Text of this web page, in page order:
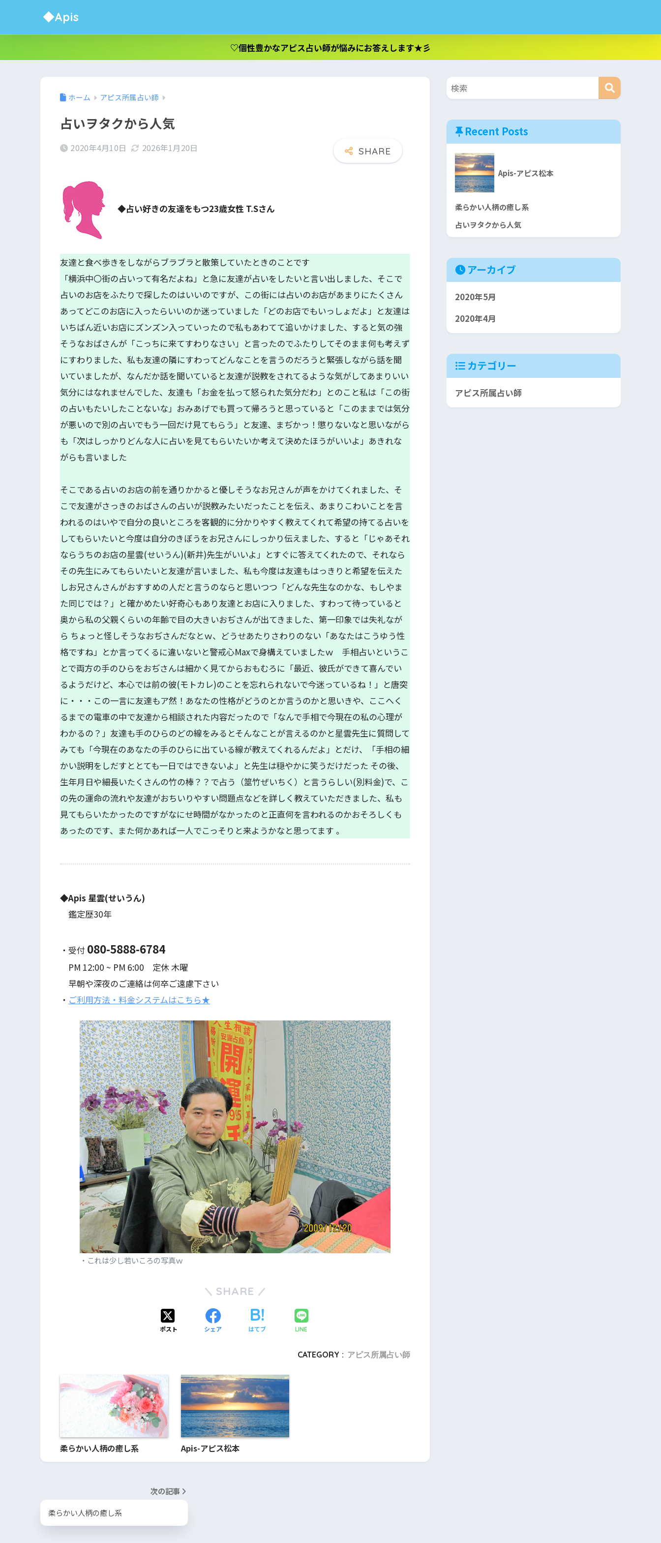
◆Apis
♡個性豊かなアピス占い師が悩みにお答えします★彡
ホーム アピス所属占い師
占いヲタクから人気
2020年4月10日 2026年1月20日
◆占い好きの友達をもつ23歳女性 T.Sさん
友達と食べ歩きをしながらブラブラと散策していたときのことです
「横浜中〇街の占いって有名だよね」と急に友達が占いをしたいと言い出しました、そこで
占いのお店をふたりで探したのはいいのですが、この街には占いのお店があまりにたくさん
あってどこのお店に入ったらいいのか迷っていました「どのお店でもいっしょだよ」と友達は
いちばん近いお店にズンズン入っていったので私もあわてて追いかけました、すると気の強
そうなおばさんが「こっちに来てすわりなさい」と言ったのでふたりしてそのまま何も考えず
にすわりました、私も友達の隣にすわってどんなことを言うのだろうと緊張しながら話を聞
いていましたが、なんだか話を聞いていると友達が説教をされてるような気がしてあまりいい
気分にはなれませんでした、友達も「お金を払って怒られた気分だわ」とのこと私は「この街
の占いもたいしたことないな」おみあげでも買って帰ろうと思っていると「このままでは気分
が悪いので別の占いでもう一回だけ見てもらう」と友達、まぢかっ！懲りないなと思いながら
も「次はしっかりどんな人に占いを見てもらいたいか考えて決めたほうがいいよ」あきれな
がらも言いました
そこである占いのお店の前を通りかかると優しそうなお兄さんが声をかけてくれました、そ
こで友達がさっきのおばさんの占いが説教みたいだったことを伝え、あまりこわいことを言
われるのはいやで自分の良いところを客観的に分かりやすく教えてくれて希望の持てる占いを
してもらいたいと今度は自分のきぼうをお兄さんにしっかり伝えました、すると「じゃあそれ
ならうちのお店の星雲(せいうん)(新井)先生がいいよ」とすぐに答えてくれたので、それなら
その先生にみてもらいたいと友達が言いました、私も今度は友達もはっきりと希望を伝えた
しお兄さんさんがおすすめの人だと言うのならと思いつつ「どんな先生なのかな、もしやま
た同じでは？」と確かめたい好奇心もあり友達とお店に入りました、すわって待っていると
奥から私の父親くらいの年齢で目の大きいおぢさんが出てきました、第一印象では失礼なが
ら ちょっと怪しそうなおぢさんだなとｗ、どうせあたりさわりのない「あなたはこうゆう性
格ですね」とか言ってくるに違いないと警戒心Maxで身構えていましたｗ 手相占いというこ
とで両方の手のひらをおぢさんは細かく見てからおもむろに「最近、彼氏ができて喜んでい
るようだけど、本心では前の彼(モトカレ)のことを忘れられないで今迷っているね！」と唐突
に・・・この一言に友達もア然！あなたの性格がどうのとか言うのかと思いきや、ここへく
るまでの電車の中で友達から相談された内容だったので「なんで手相で今現在の私の心理が
わかるの？」友達も手のひらのどの線をみるとそんなことが言えるのかと星雲先生に質問して
みても「今現在のあなたの手のひらに出ている線が教えてくれるんだよ」とだけ、「手相の細
かい説明をしだすととても一日ではできないよ」と先生は穏やかに笑うだけだった その後、
生年月日や細長いたくさんの竹の棒？？で占う（筮竹ぜいちく）と言うらしい(別料金)で、こ
の先の運命の流れや友達がおちいりやすい問題点などを詳しく教えていただきました、私も
見てもらいたかったのですがなにせ時間がなかったのと正直何を言われるのかおそろしくも
あったのです、また何かあれば一人でこっそりと来ようかなと思ってます 。
◆Apis 星雲(せいうん)
鑑定歴30年
・受付 080-5888-6784
PM 12:00 ~ PM 6:00 定休 木曜
早朝や深夜のご連絡は何卒ご遠慮下さい
・ ご利用方法・料金システムはこちら★
・これは少し若いころの写真ｗ
SHARE
ポスト シェア はてブ LINE
CATEGORY : アピス所属占い師
柔らかい人柄の癒し系 Apis-アピス松本
次の記事
柔らかい人柄の癒し系
Recent Posts
Apis-アピス松本
柔らかい人柄の癒し系
占いヲタクから人気
アーカイブ
2020年5月
2020年4月
カテゴリー
アピス所属占い師